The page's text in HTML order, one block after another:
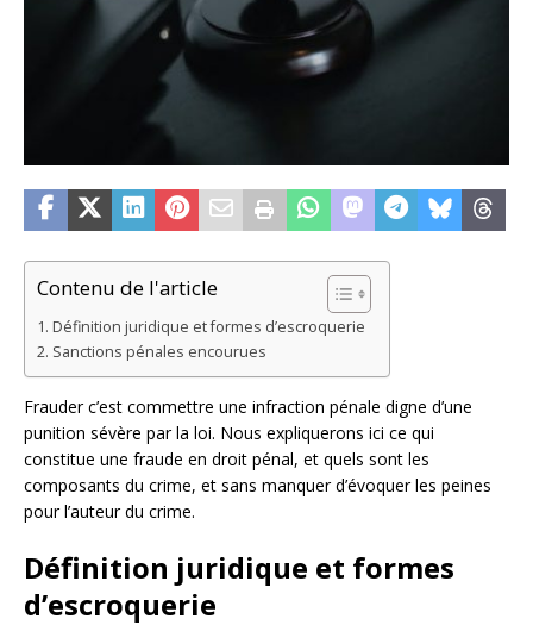
Contenu de l'article
Définition juridique et formes d’escroquerie
Sanctions pénales encourues
Frauder c’est commettre une infraction pénale digne d’une
punition sévère par la loi. Nous expliquerons ici ce qui
constitue une fraude en droit pénal, et quels sont les
composants du crime, et sans manquer d’évoquer les peines
pour l’auteur du crime.
Définition juridique et formes
d’escroquerie